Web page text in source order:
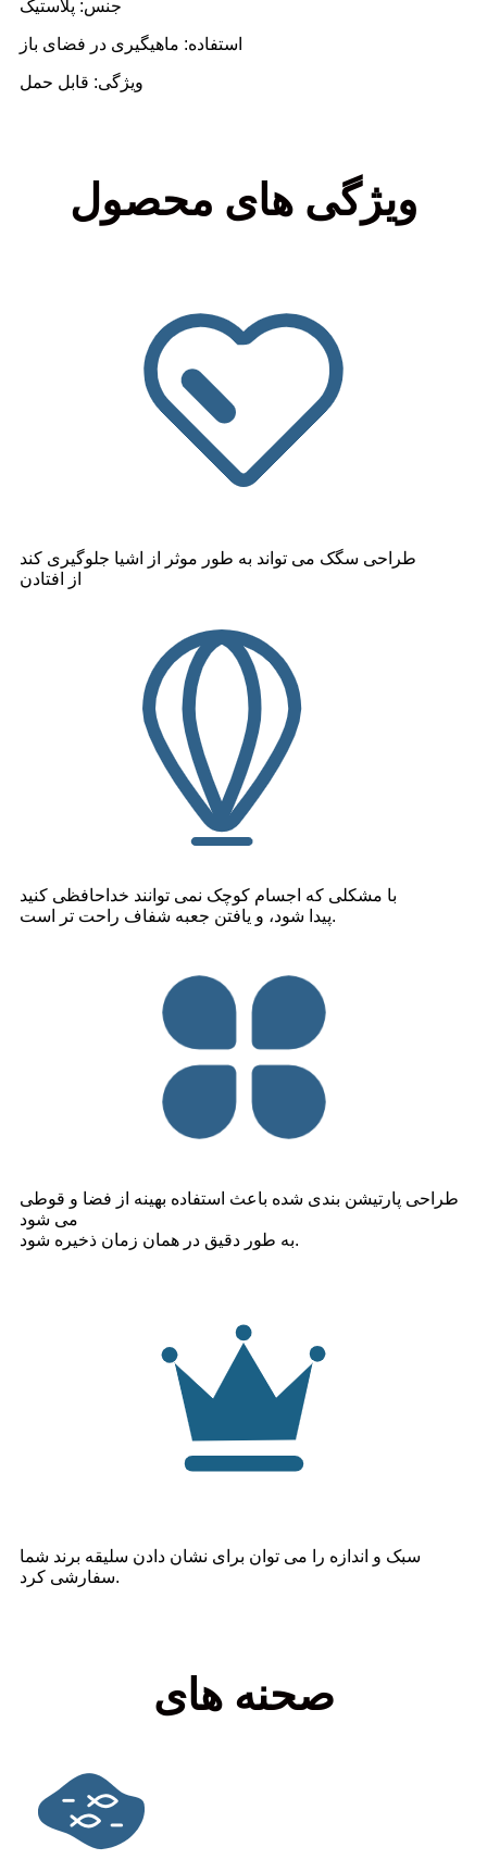
جنس: پلاستیک
استفاده: ماهیگیری در فضای باز
ویژگی: قابل حمل
ویژگی های محصول
طراحی سگک می تواند به طور موثر از اشیا جلوگیری کند
از افتادن
با مشکلی که اجسام کوچک نمی توانند خداحافظی کنید
پیدا شود، و یافتن جعبه شفاف راحت تر است.
طراحی پارتیشن بندی شده باعث استفاده بهینه از فضا و قوطی
می شود
به طور دقیق در همان زمان ذخیره شود.
سبک و اندازه را می توان برای نشان دادن سلیقه برند شما
سفارشی کرد.
صحنه های